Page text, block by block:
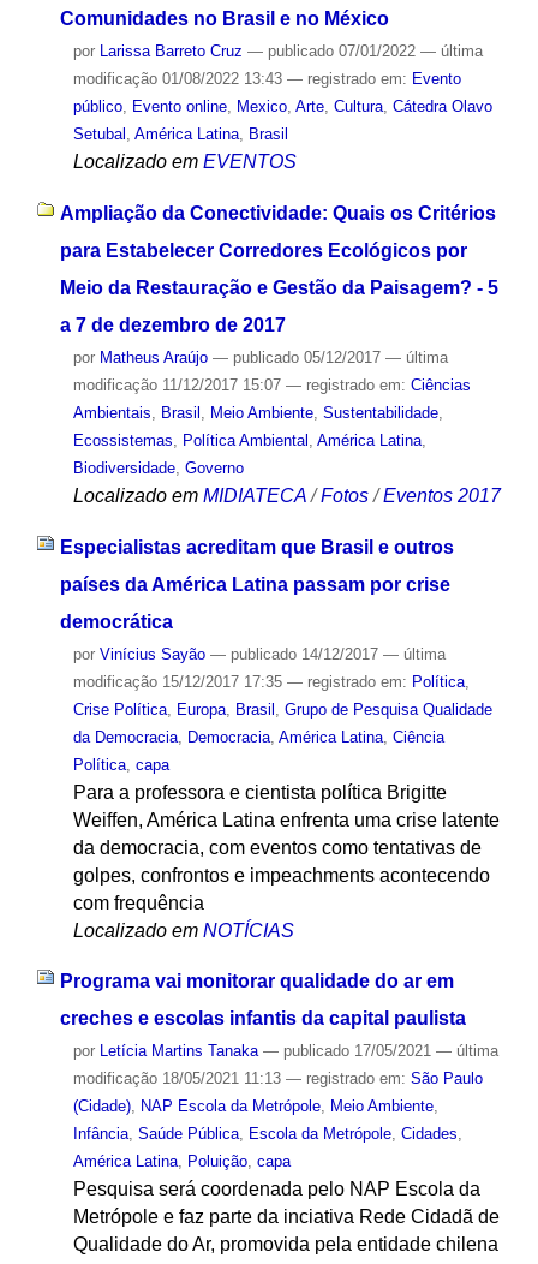
Comunidades no Brasil e no México
por Larissa Barreto Cruz — publicado07/01/2022 — última
modificação01/08/2022 13:43 — registrado em: Evento
público, Evento online, Mexico, Arte, Cultura, Cátedra Olavo
Setubal , América Latina, Brasil
Localizado em EVENTOS
Ampliação da Conectividade: Quais os Critérios
para Estabelecer Corredores Ecológicos por
Meio da Restauração e Gestão da Paisagem? - 5
a 7 de dezembro de 2017
por Matheus Araújo — publicado05/12/2017 — última
modificação11/12/2017 15:07 — registrado em: Ciências
Ambientais
Brasil Meio Ambiente, Sustentabilidade,
Ecossistemas
Política Ambiental América Latina,
Biodiversidade, Governo
Localizado em MIDIATECA /Fotos /Eventos 2017
Especialistas acreditam que Brasil e outros
países da América Latina passam por crise
democrática
por Vinícius Sayão — publicado14/12/2017 — última
modificação15/12/2017 17:35 — registrado em: Política,
Crise Política, Europa, Brasil Grupo de Pesquisa Qualidade
da Democracia, Democracia, América Latina, Ciência
Política, capa
Para a professora e cientista política Brigitte
Weiffen, América Latina enfrenta uma crise latente
da democracia, com eventos como tentativas de
golpes, confrontos e impeachments acontecendo
com frequência
Localizado em NOTÍCIAS
Programa vai monitorar qualidade do ar em
creches e escolas infantis da capital paulista
por Letícia Martins Tanaka — publicado17/05/2021 — última
modificação18/05/2021 11:13 — registrado em: São Paulo
(Cidade), NAP Escola da Metrópole, Meio Ambiente,
Infância, Saúde Pública, Escola da Metrópole, Cidades,
América Latina, Poluição, capa
Pesquisa será coordenada pelo NAP Escola da
Metrópole e faz parte da inciativa Rede Cidadã de
Qualidade do Ar, promovida pela entidade chilena